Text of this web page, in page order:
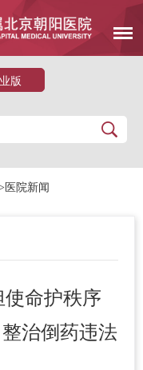
版
医院新闻
命护秩序
治倒药违法